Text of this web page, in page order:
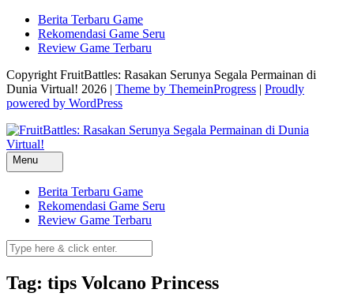
Skip
content
Berita Terbaru Game
Rekomendasi Game Seru
Review Game Terbaru
Copyright FruitBattles: Rasakan Serunya Segala Permainan di
Dunia Virtual! 2026 | Theme by ThemeinProgress | Proudly
powered by WordPress
Menu
Berita Terbaru Game
Rekomendasi Game Seru
Review Game Terbaru
Tag: tips Volcano Princess